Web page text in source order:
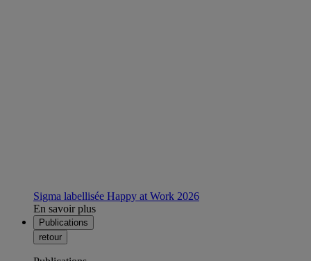
Sigma labellisée Happy at Work 2026
En savoir plus
Publications
retour